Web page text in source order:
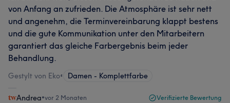
von Anfang an zufrieden. Die Atmosphäre ist sehr nett
und angenehm, die Terminvereinbarung klappt bestens
und die gute Kommunikation unter den Mitarbeitern
garantiert das gleiche Farbergebnis beim jeder
Behandlung.
Gestylt von Eko• Damen - Komplettfarbe
Andrea•vor 2 Monaten Verifizierte Bewertung